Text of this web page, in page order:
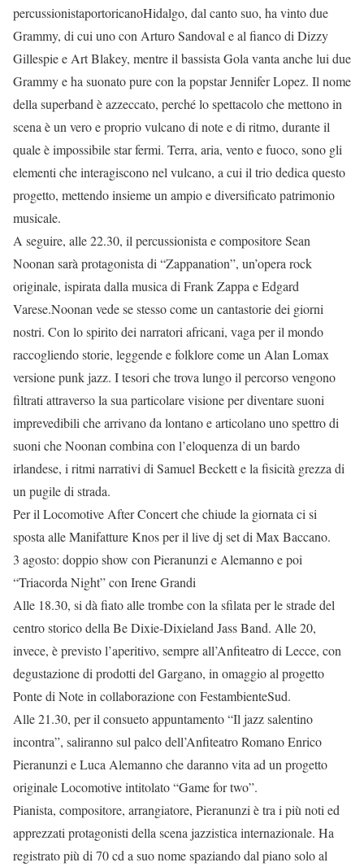
percussionistaportoricanoHidalgo, dal canto suo, ha vinto due
Grammy, di cui uno con Arturo Sandoval e al fianco di Dizzy
Gillespie e Art Blakey, mentre il bassista Gola vanta anche lui due
Grammy e ha suonato pure con la popstar Jennifer Lopez. Il nome
della superband è azzeccato, perché lo spettacolo che mettono in
scena è un vero e proprio vulcano di note e di ritmo, durante il
quale è impossibile star fermi. Terra, aria, vento e fuoco, sono gli
elementi che interagiscono nel vulcano, a cui il trio dedica questo
progetto, mettendo insieme un ampio e diversificato patrimonio
musicale.
A seguire, alle 22.30, il percussionista e compositore Sean
Noonan sarà protagonista di “Zappanation”, un’opera rock
originale, ispirata dalla musica di Frank Zappa e Edgard
Varese.Noonan vede se stesso come un cantastorie dei giorni
nostri. Con lo spirito dei narratori africani, vaga per il mondo
raccogliendo storie, leggende e folklore come un Alan Lomax
versione punk jazz. I tesori che trova lungo il percorso vengono
filtrati attraverso la sua particolare visione per diventare suoni
imprevedibili che arrivano da lontano e articolano uno spettro di
suoni che Noonan combina con l’eloquenza di un bardo
irlandese, i ritmi narrativi di Samuel Beckett e la fisicità grezza di
un pugile di strada.
Per il Locomotive After Concert che chiude la giornata ci si
sposta alle Manifatture Knos per il live dj set di Max Baccano.
3 agosto: doppio show con Pieranunzi e Alemanno e poi
“Triacorda Night” con Irene Grandi
Alle 18.30, si dà fiato alle trombe con la sfilata per le strade del
centro storico della Be Dixie-Dixieland Jass Band. Alle 20,
invece, è previsto l’aperitivo, sempre all’Anfiteatro di Lecce, con
degustazione di prodotti del Gargano, in omaggio al progetto
Ponte di Note in collaborazione con FestambienteSud.
Alle 21.30, per il consueto appuntamento “Il jazz salentino
incontra”, saliranno sul palco dell’Anfiteatro Romano Enrico
Pieranunzi e Luca Alemanno che daranno vita ad un progetto
originale Locomotive intitolato “Game for two”.
Pianista, compositore, arrangiatore, Pieranunzi è tra i più noti ed
apprezzati protagonisti della scena jazzistica internazionale. Ha
registrato più di 70 cd a suo nome spaziando dal piano solo al